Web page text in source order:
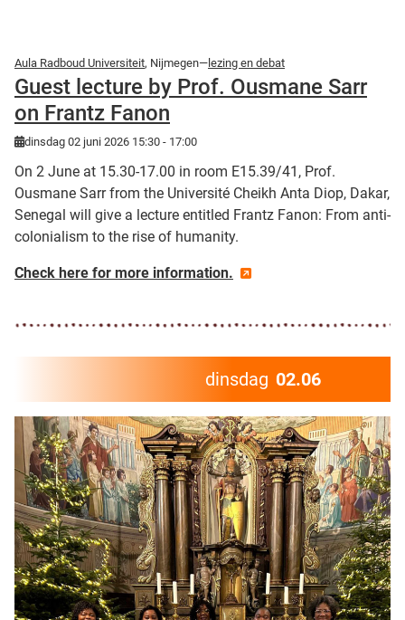
Aula Radboud Universiteit, Nijmegen—lezing en debat
Guest lecture by Prof. Ousmane Sarr
on Frantz Fanon
dinsdag 02 juni 2026 15:30 - 17:00
On 2 June at 15.30-17.00 in room E15.39/41, Prof.
Ousmane Sarr from the Université Cheikh Anta Diop, Dakar,
Senegal will give a lecture entitled Frantz Fanon: From anti-
colonialism to the rise of humanity.
Check here for more information.
dinsdag 02.06